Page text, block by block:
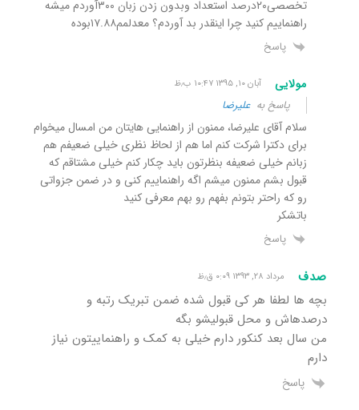
تخصصی۲۰درصد استعداد وبدون زدن زبان ۳۰۰آوردم میشه
راهنماییم کنید چرا اینقدر بد آوردم؟ معدلمم۱۷.۸۸بوده
پاسخ
مولایی آبان ۱۰, ۱۳۹۵ ۱۰:۴۷ ب٫ظ
پاسخ بهعلیرضا
سلام آقای علیرضا، ممنون از راهنمایی هایتان من امسال میخوام
برای دکترا شرکت کنم اما هم از لحاظ نظری خیلی ضعیفم هم
زبانم خیلی ضعیفه بنظرتون باید چکار کنم خیلی مشتاقم که
قبول بشم ممنون میشم اگه راهنماییم کنی و در ضمن جزواتی
رو که راحتر بتونم بفهم رو بهم معرفی کنید
باتشکر
پاسخ
صدف مرداد ۲۸, ۱۳۹۳ ۰:۰۹ ق٫ظ
بچه ها لطفا هر کی قبول شده ضمن تبریک رتبه و
درصدهاش و محل قبولیشو بگه
من سال بعد کنکور دارم خیلی به کمک و راهنماییتون نیاز
دارم
پاسخ